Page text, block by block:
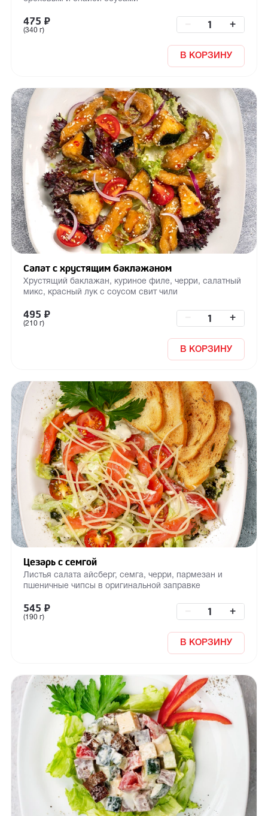
475 ₽
(340 г)
+
В КОРЗИНУ
Салат с хрустящим баклажаном
Хрустящий баклажан, куриное филе, черри, салатный
микс, красный лук с соусом свит чили
495 ₽
(210 г)
+
В КОРЗИНУ
Цезарь с семгой
Листья салата айсберг, семга, черри, пармезан и
пшеничные чипсы в оригинальной заправке
545 ₽
(190 г)
+
В КОРЗИНУ